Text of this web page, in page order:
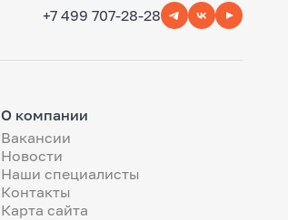
+7 499 707-28-28
О компании
Вакансии
Новости
Наши специалисты
Контакты
Карта сайта